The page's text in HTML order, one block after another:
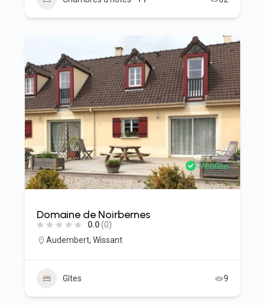
Vérifiée
Domaine de Noirbernes
0.0(0)
Audembert, Wissant
Gîtes 9